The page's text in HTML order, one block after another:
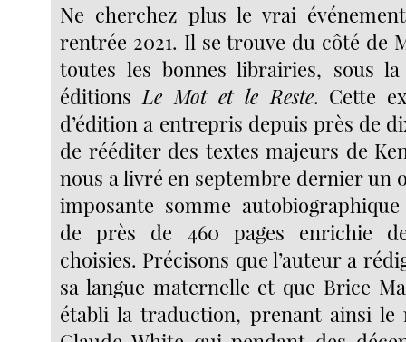
Ne cherchez plus le vrai
rentrée 2021. Il se trouve du côté de
toutes les bonnes librairies, sous
éditionsLe Mot et le Reste. Cette
d’édition a entrepris depuis près de
de rééditer des textes majeurs de
nous a livré en septembre dernier un
imposante somme
de près de 460 pages enrichie
choisies. Précisons que l’auteur a
sa langue maternelle et que Brice
établi la traduction, prenant ainsi le